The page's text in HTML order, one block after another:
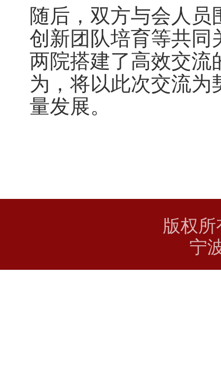
随后，双方与会人
创新团队培育等共同
两院搭建了高效交流
为，将以此次交流
量发展。
版权
宁